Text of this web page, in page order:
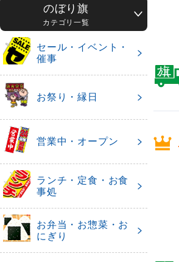
のぼり旗
カテゴリ一覧
セール・イベント・
催事
お祭り・縁日
営業中・オープン
ランチ・定食・お食
事処
お弁当・お惣菜・お
にぎり